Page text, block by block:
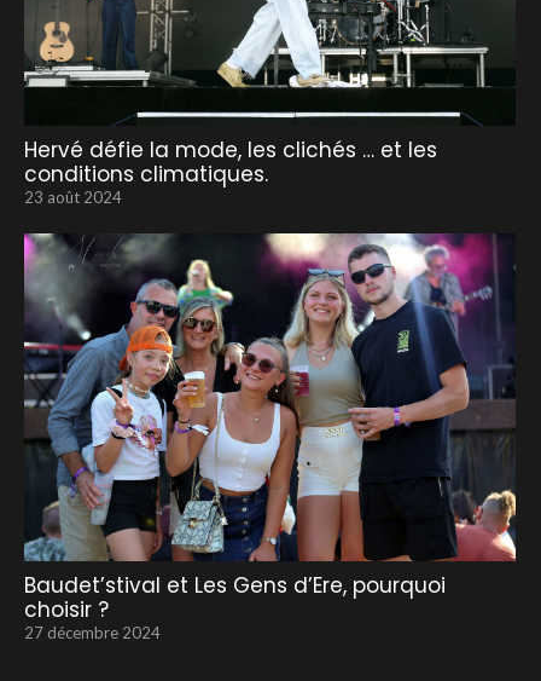
Hervé défie la mode, les clichés … et les
conditions climatiques.
23 août 2024
Baudet’stival et Les Gens d’Ere, pourquoi
choisir ?
27 décembre 2024